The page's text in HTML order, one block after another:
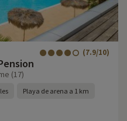
(7.9/10)
(17)
Playa de arena a 1 km